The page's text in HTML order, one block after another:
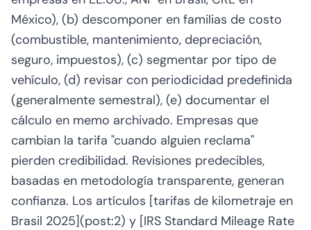
México), (b) descomponer en familias de costo
(combustible, mantenimiento, depreciación,
seguro, impuestos), (c) segmentar por tipo de
vehículo, (d) revisar con periodicidad predefinida
(generalmente semestral), (e) documentar el
cálculo en memo archivado. Empresas que
cambian la tarifa "cuando alguien reclama"
pierden credibilidad. Revisiones predecibles,
basadas en metodología transparente, generan
confianza. Los artículos [tarifas de kilometraje en
Brasil 2025](post:2) y [IRS Standard Mileage Rate